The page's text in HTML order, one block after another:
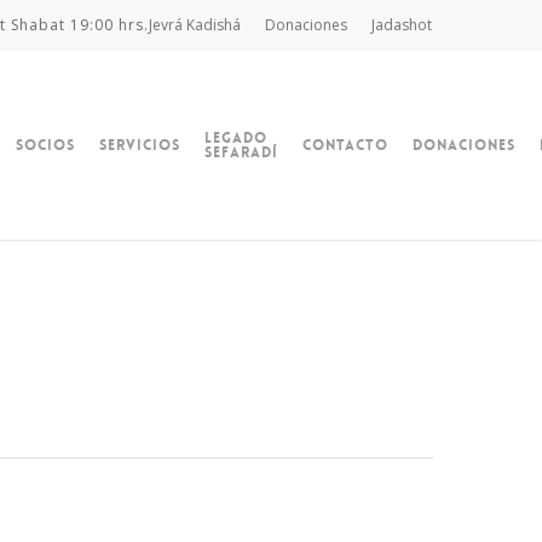
Shabat 19:00 hrs.Jevrá Kadishá Donaciones Jadashot
Socios Servicios Legado
Sefaradí Contacto Donaciones